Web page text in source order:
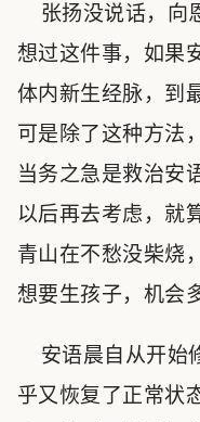
张扬没说话，向
想过这件事，如果
体内新生经脉，到
可是除了这种方法
当务之急是救治安
以后再去考虑，就
青山在不愁没柴烧
想要生孩子，机会
安语晨自从开始
乎又恢复了正常状